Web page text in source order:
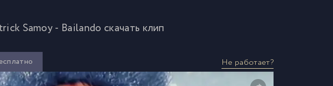
Samoy - Bailando скачать клип
Не работает?